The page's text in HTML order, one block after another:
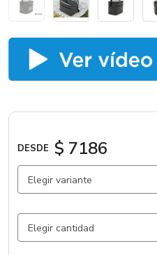
DESDE $ 7186
Elegir variante
Gris Claro / Gris Claro / .